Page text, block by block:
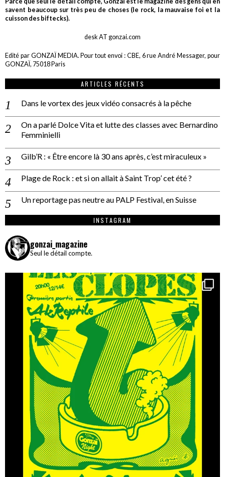
savent beaucoup sur très peu de choses (le rock, la mauvaise foi et la
cuisson des biftecks).
desk AT gonzai.com
Edité par GONZAÏ MEDIA. Pour tout envoi : CBE, 6 rue André Messager, pour
GONZAÏ, 75018 Paris
ARTICLES RÉCENTS
Dans le vortex des jeux vidéo consacrés à la pêche
On a parlé Dolce Vita et lutte des classes avec Bernardino
Femminielli
Gilb’R : « Être encore là 30 ans après, c’est miraculeux »
Plage de Rock : et si on allait à Saint Trop’ cet été ?
Un reportage pas neutre au PALP Festival, en Suisse
INSTAGRAM
gonzai_magazine
Seul le détail compte.